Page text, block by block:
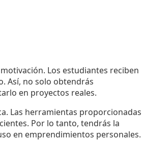
Los estudiantes reciben
Así, no solo obtendrás
en proyectos reales.
Las herramientas proporcionadas
Por lo tanto, tendrás la
en emprendimientos personales.